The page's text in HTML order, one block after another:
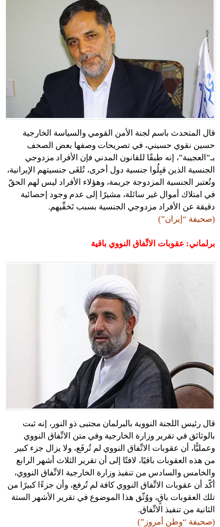
قال المتحدث باسم لجنة الأمن القومي والسياسة الخارجية
حسين نقوي حسيني، في تصريحات وصفها بعض الصحف
بـ”العجيبة”، إنه طبقًا للقانون المدني فإن الأفراد مزدوجي
الجنسية الذين قبِلُوا جنسية دول أخرى، تُلغَى جنسيتهم الإيرانية،
وتُعتبر الجنسية المزدوجة جريمة، وهؤلاء الأفراد ليس لهم الحقّ
في امتلاك أموال غير سائلة، مشيرًا إلى عدم وجود إحصائية
دقيقة عن الأفراد مزدوجي الجنسية بسبب تَخفِّيهم.
(صحيفة “إيران”)
برلماني: عقوبات الاتِّفاق النووي باقية
قال رئيس اللجنة النووية بالبرلمان مجتبى ذو النور، إنه ثبت
بالوثائق في تقرير وزارة الخارجية وفي متن الاتِّفاق النووي
وعمليًّا، أن عقوبات الاتِّفاق النووي لم تُرفَع، ولا يزال جزء كبير
من هذه العقوبات باقيًا، لافتًا إلى أن تقرير الثلاث أشهر الرابع
والخامس والسادس من تنفيذ وزارة الخارجية الاتِّفاق النووي،
أكّد أن عقوبات الاتِّفاق النووي كافة لم تُرفع، وأن جزءًا كبيرًا من
تلك العقوبات باقٍ، ووُثّق هذا الموضوع في تقرير الأشهر الستة
الثانية من تنفيذ الاتِّفاق.
(صحيفة “وطن أمروز”)